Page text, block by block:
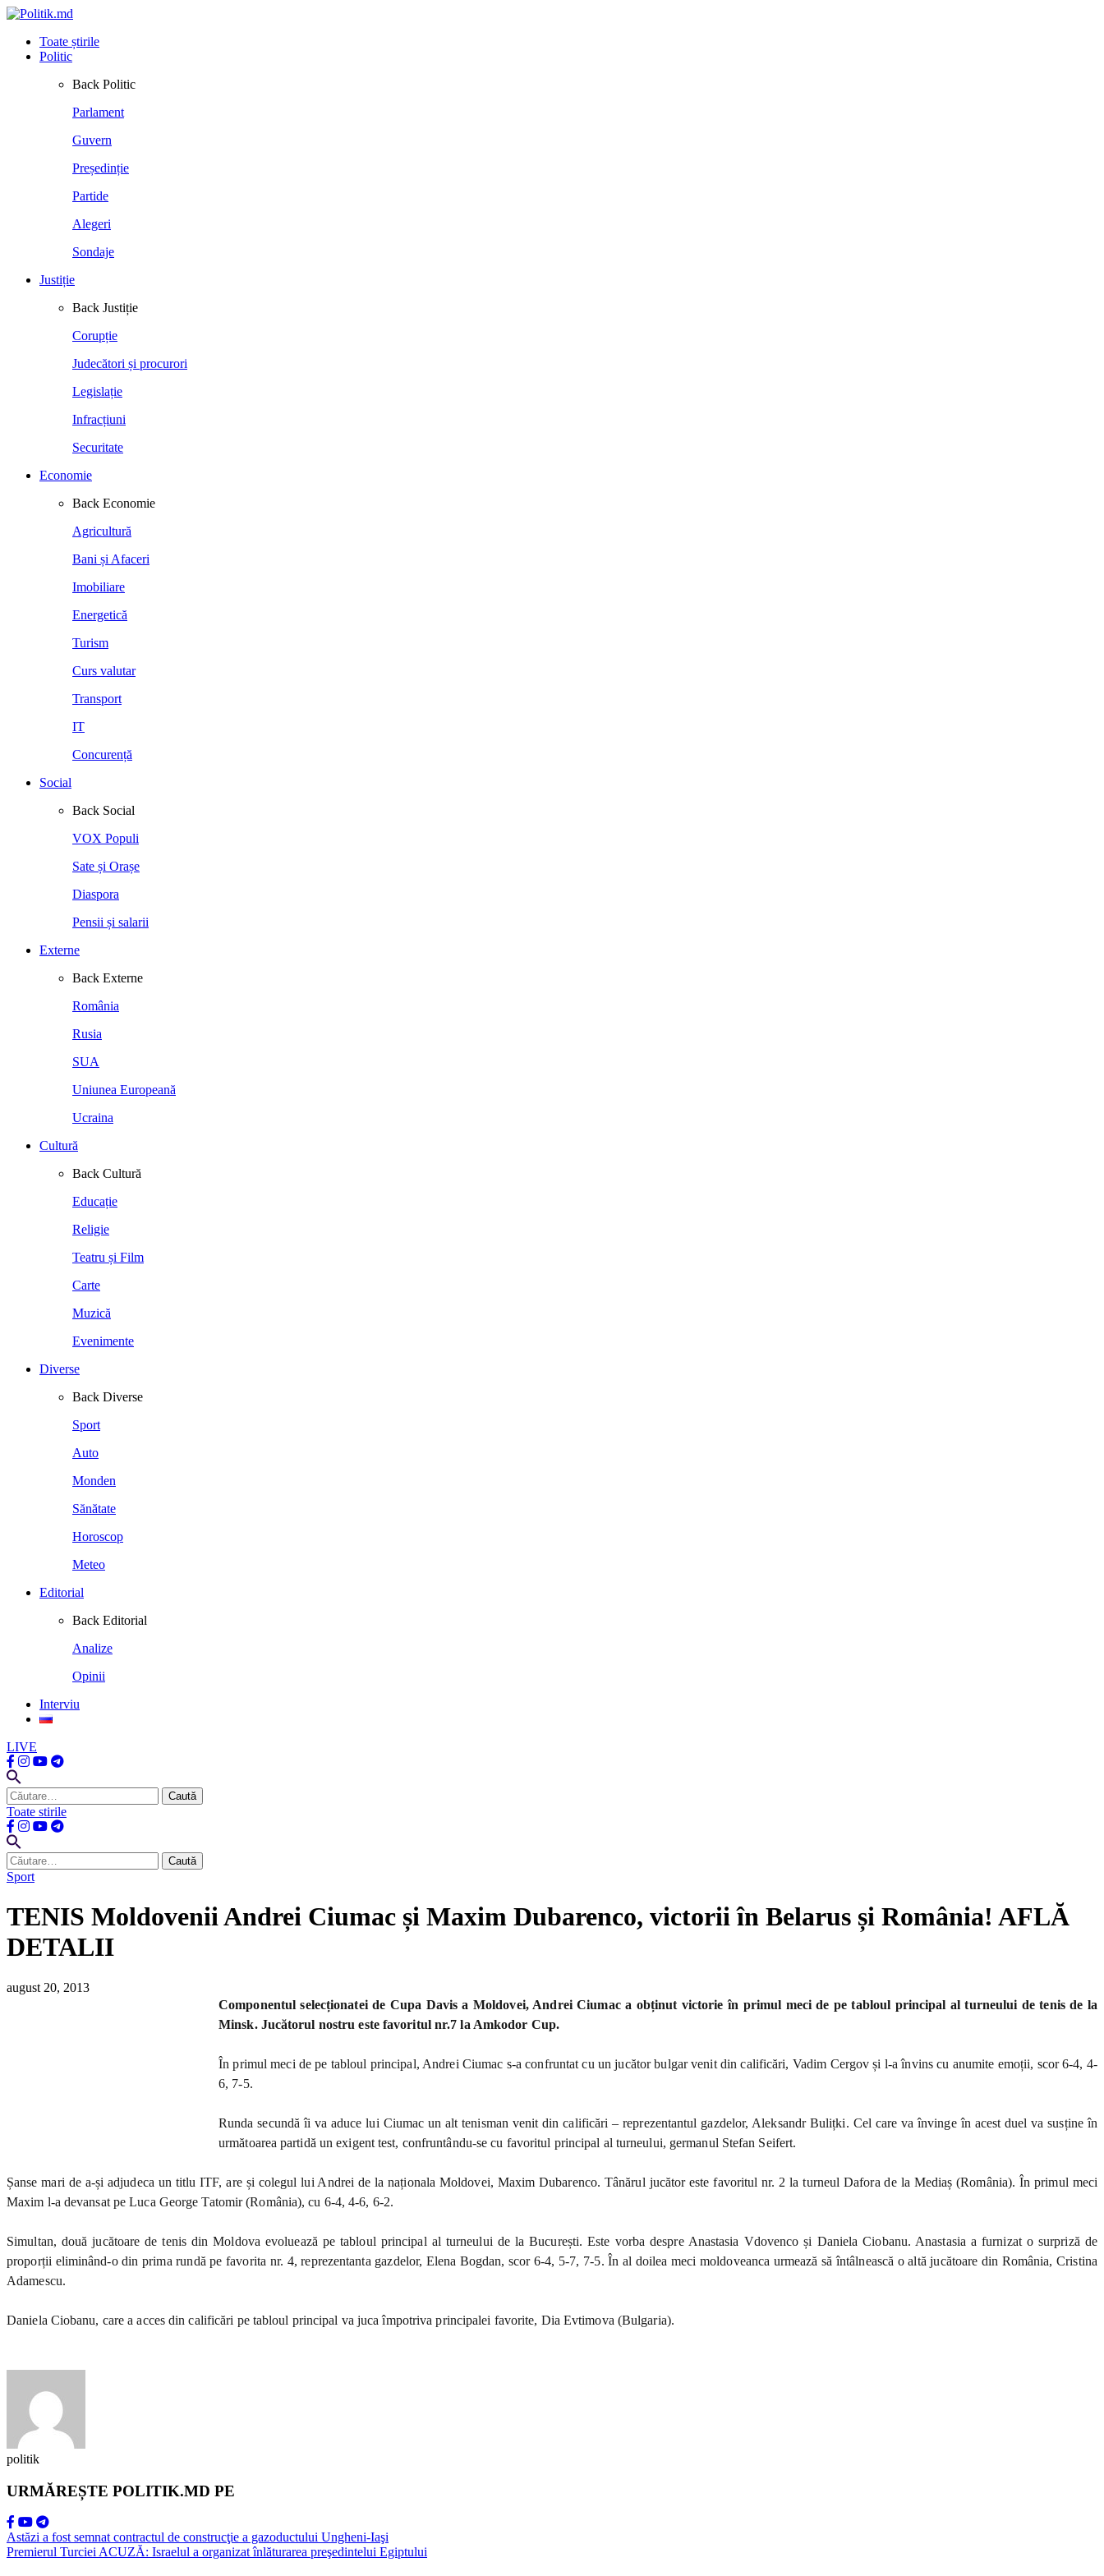
Toate știrile
Politic
Back Politic
Parlament
Guvern
Președinție
Partide
Alegeri
Sondaje
Justiție
Back Justiție
Corupție
Judecători și procurori
Legislație
Infracțiuni
Securitate
Economie
Back Economie
Agricultură
Bani și Afaceri
Imobiliare
Energetică
Turism
Curs valutar
Transport
IT
Concurență
Social
Back Social
VOX Populi
Sate și Orașe
Diaspora
Pensii și salarii
Externe
Back Externe
România
Rusia
SUA
Uniunea Europeană
Ucraina
Cultură
Back Cultură
Educație
Religie
Teatru și Film
Carte
Muzică
Evenimente
Diverse
Back Diverse
Sport
Auto
Monden
Sănătate
Horoscop
Meteo
Editorial
Back Editorial
Analize
Opinii
Interviu
LIVE
Caută
după:
Toate stirile
Caută
după:
Sport
TENIS Moldovenii Andrei Ciumac și Maxim Dubarenco, victorii în Belarus și România! AFLĂ
DETALII
august 20, 2013
Componentul selecționatei de Cupa Davis a Moldovei, Andrei Ciumac a obținut victorie în primul meci de pe tabloul principal al turneului de tenis de la
Minsk. Jucătorul nostru este favoritul nr.7 la Amkodor Cup.
În primul meci de pe tabloul principal, Andrei Ciumac s-a confruntat cu un jucător bulgar venit din calificări, Vadim Cergov și l-a învins cu anumite emoții, scor 6-4, 4-
6, 7-5.
Runda secundă îi va aduce lui Ciumac un alt tenisman venit din calificări – reprezentantul gazdelor, Aleksandr Bulițki. Cel care va învinge în acest duel va susține în
următoarea partidă un exigent test, confruntându-se cu favoritul principal al turneului, germanul Stefan Seifert.
Șanse mari de a-și adjudeca un titlu ITF, are și colegul lui Andrei de la naționala Moldovei, Maxim Dubarenco. Tânărul jucător este favoritul nr. 2 la turneul Dafora de la Mediaș (România). În primul meci
Maxim l-a devansat pe Luca George Tatomir (România), cu 6-4, 4-6, 6-2.
Simultan, două jucătoare de tenis din Moldova evoluează pe tabloul principal al turneului de la București. Este vorba despre Anastasia Vdovenco și Daniela Ciobanu. Anastasia a furnizat o surpriză de
proporții eliminând-o din prima rundă pe favorita nr. 4, reprezentanta gazdelor, Elena Bogdan, scor 6-4, 5-7, 7-5. În al doilea meci moldoveanca urmează să întâlnească o altă jucătoare din România, Cristina
Adamescu.
Daniela Ciobanu, care a acces din calificări pe tabloul principal va juca împotriva principalei favorite, Dia Evtimova (Bulgaria).
politik
URMĂREȘTE POLITIK.MD PE
Astăzi a fost semnat contractul de construcţie a gazoductului Ungheni-Iaşi
Premierul Turciei ACUZĂ: Israelul a organizat înlăturarea preşedintelui Egiptului